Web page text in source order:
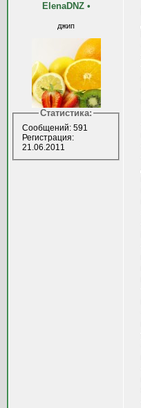
ElenaDNZ •
джип
Статистика:
Сообщений: 591
Регистрация:
21.06.2011